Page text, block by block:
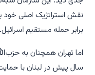
نقش استراتژیک اصلی خود
برابر حمله مستقیم اسرائیل.
سال پیش در لبنان با